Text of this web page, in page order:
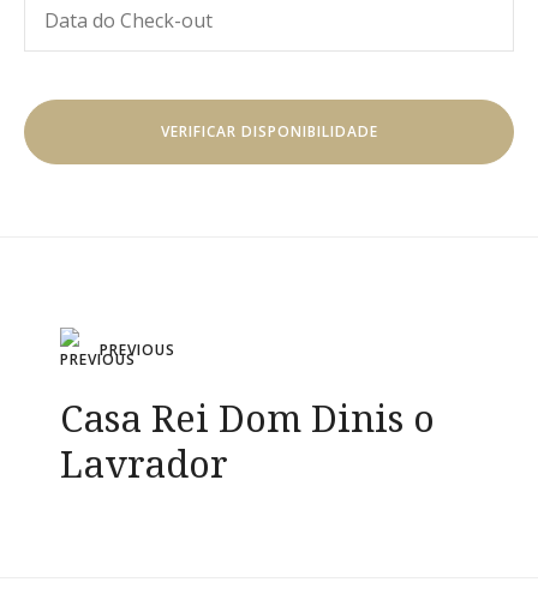
Navegação
de
artigos
PREVIOUS
Casa Rei Dom Dinis o
Lavrador